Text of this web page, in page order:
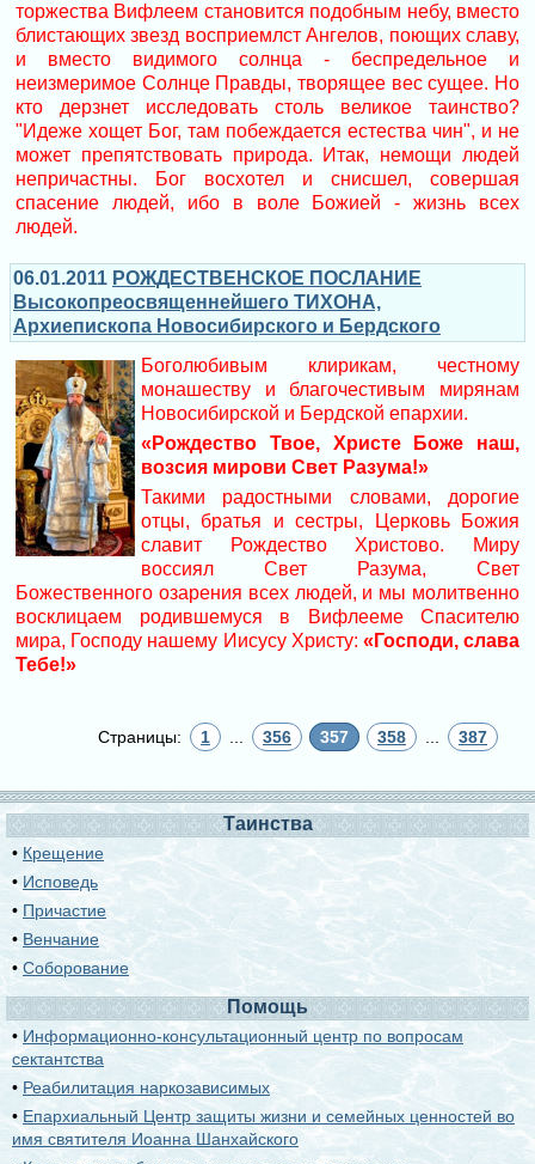
торжества Вифлеем становится подобным небу, вместо
блистающих звезд восприемлст Ангелов, поющих славу,
и вместо видимого солнца - беспредельное и
неизмеримое Солнце Правды, творящее вес сущее. Но
кто дерзнет исследовать столь великое таинство?
"Идеже хощет Бог, там побеждается естества чин", и не
может препятствовать природа. Итак, немощи людей
непричастны. Бог восхотел и снисшел, совершая
спасение людей, ибо в воле Божией - жизнь всех
людей.
06.01.2011 РОЖДЕСТВЕНСКОЕ ПОСЛАНИЕ
Высокопреосвященнейшего ТИХОНА,
Архиепископа Новосибирского и Бердского
Боголюбивым клирикам, честному
монашеству и благочестивым мирянам
Новосибирской и Бердской епархии.
«Рождество Твое, Христе Боже наш,
возсия мирови Свет Разума!»
Такими радостными словами, дорогие
отцы, братья и сестры, Церковь Божия
славит Рождество Христово. Миру
воссиял Свет Разума, Свет
Божественного озарения всех людей, и мы молитвенно
восклицаем родившемуся в Вифлееме Спасителю
мира, Господу нашему Иисусу Христу: «Господи, слава
Тебе!»
Страницы: 1 356 357 358 387
Таинства
• Крещение
• Исповедь
• Причастие
• Венчание
•Соборование
Помощь
• Информационно-консультационный центр по вопросам
сектантства
• Реабилитация наркозависимых
• Епархиальный Центр защиты жизни и семейных ценностей во
имя святителя Иоанна Шанхайского